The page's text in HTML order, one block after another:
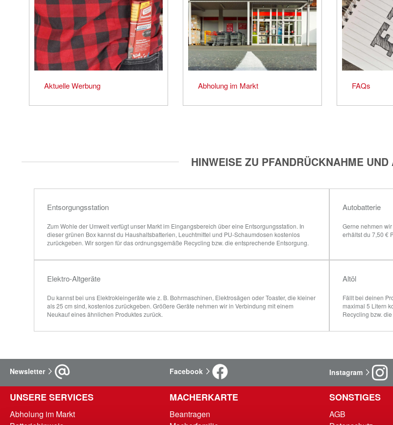
Aktuelle Werbung Abholung im Markt FAQs
HINWEISE ZU PFANDRÜCKNAHME UND
Entsorgungsstation
Zum Wohle der Umwelt verfügt unser Markt im Eingangsbereich über eine Entsorgungsstation. In
dieser grünen Box kannst du Haushaltsbatterien, Leuchtmittel und PU-Schaumdosen kostenlos
zurückgeben. Wir sorgen für das ordnungsgemäße Recycling bzw. die entsprechende Entsorgung.
Autobatterie
Gerne nehmen
erhältst du 7,50 €
Elektro-Altgeräte
Du kannst bei uns Elektrokleingeräte wie z. B. Bohrmaschinen, Elektrosägen oder Toaster, die kleiner
als 25 cm sind, kostenlos zurückgeben. Größere Geräte nehmen wir in Verbindung mit einem
Neukauf eines ähnlichen Produktes zurück.
Altöl
Fällt bei deinen
maximal 5 Litern
Recycling bzw.
Newsletter Facebook Instagram
UNSERE SERVICES
Abholung im Markt
MACHERKARTE
Beantragen
SONSTIGES
AGB